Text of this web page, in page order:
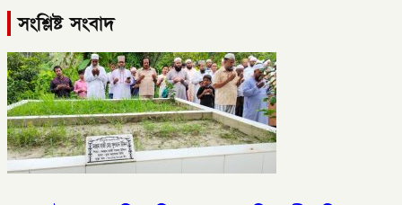
সংশ্লিষ্ট সংবাদ